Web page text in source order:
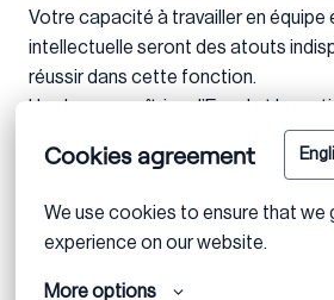
Cookies agreement
We use cookies to ensure that we
experience on our website.
More options
Votre capacité à travailler en équipe
intellectuelle seront des atouts
réussir dans cette fonction.
Une bonne maîtrise d’Excel et la
idéalement d’une troisième langue)
Enfin, vous êtes particulièrement
les équipes et participer à l’aventure